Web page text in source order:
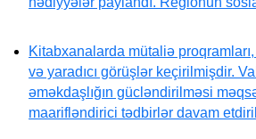
Kitabxanalarda mütaliə
və yaradıcı görüşlər keçirilmişdir.
əməkdaşlığın gücləndirilməsi
maarifləndirici tədbirlər davam